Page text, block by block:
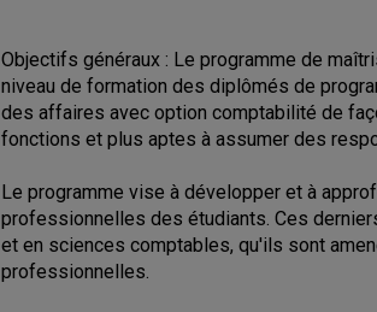
Objectifs généraux : Le programme de
niveau de formation des diplômés de
des affaires avec option comptabilité de
fonctions et plus aptes à assumer des
Le programme vise à développer et à
professionnelles des étudiants. Ces
et en sciences comptables, qu'ils sont
professionnelles.